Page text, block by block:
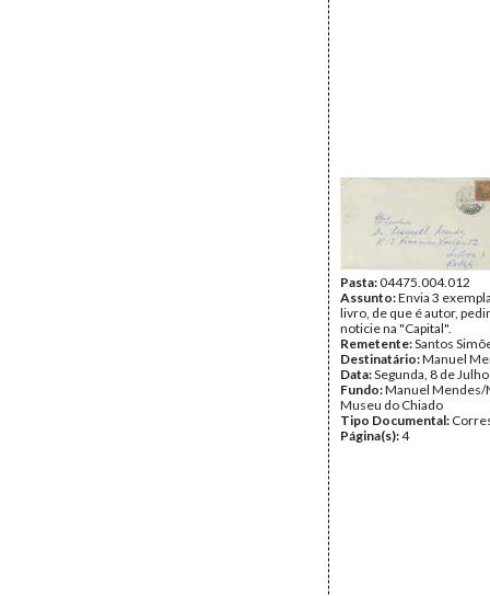
Pasta:04475.004.012
Assunto:Envia 3
livro, de que é autor,
noticie na "Capital".
Remetente:Santos
Destinatário:Manuel
Data:Segunda, 8 de
Fundo:Manuel Mendes/
Museu do Chiado
Tipo Documental:
Página(s):4